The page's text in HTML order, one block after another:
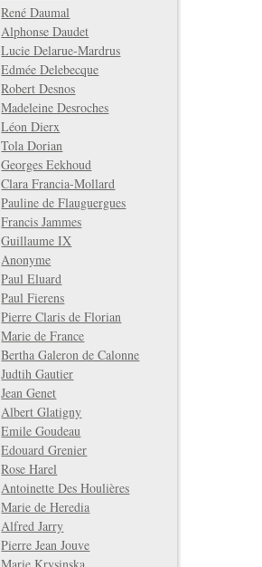
René Daumal
Alphonse Daudet
Lucie Delarue-Mardrus
Edmée Delebecque
Robert Desnos
Madeleine Desroches
Léon Dierx
Tola Dorian
Georges Eekhoud
Clara Francia-Mollard
Pauline de Flauguergues
Francis Jammes
Guillaume IX
Anonyme
Paul Eluard
Paul Fierens
Pierre Claris de Florian
Marie de France
Bertha Galeron de Calonne
Judtih Gautier
Jean Genet
Albert Glatigny
Emile Goudeau
Edouard Grenier
Rose Harel
Antoinette Des Houlières
Marie de Heredia
Alfred Jarry
Pierre Jean Jouve
Marie Krysinska